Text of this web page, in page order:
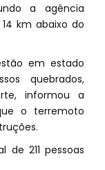
a agência
km abaixo do
em estado
quebrados,
informou a
o terremoto
211 pessoas